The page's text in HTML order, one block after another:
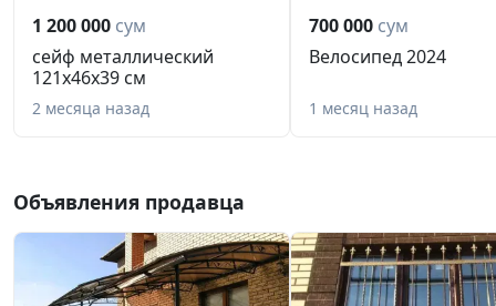
1 200 000 сум
сейф металлический
121х46х39 см
2 месяца назад
700 000 сум
Велосипед 2024
1 месяц назад
Объявления продавца